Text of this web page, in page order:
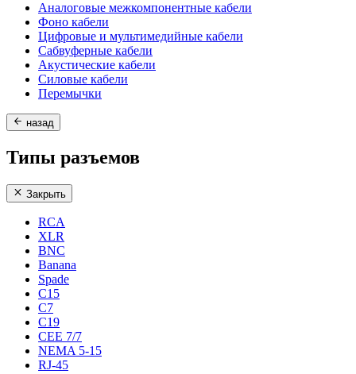
Аналоговые межкомпонентные кабели
Фоно кабели
Цифровые и мультимедийные кабели
Сабвуферные кабели
Акустические кабели
Силовые кабели
Перемычки
назад
Типы разъемов
Закрыть
RCA
XLR
BNC
Banana
Spade
C15
С7
C19
CEE 7/7
NEMA 5-15
RJ-45